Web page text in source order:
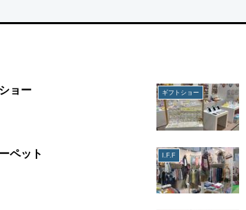
ョー ギフトショー
ペット I.F.F